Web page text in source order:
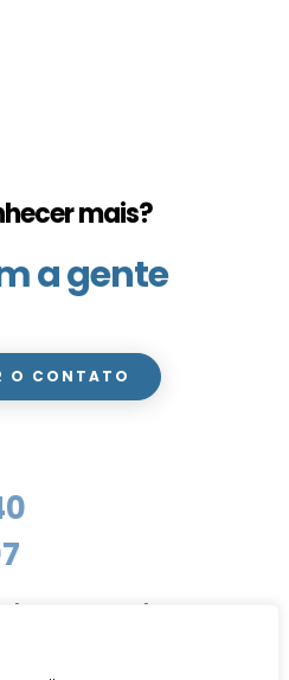
mais?
a gente
O CONTATO
- Vila Birigui